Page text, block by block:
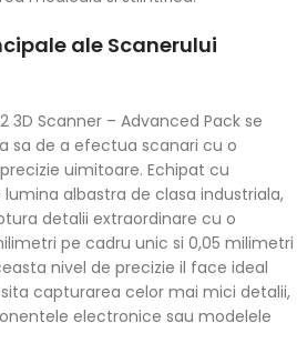
ale Scanerului
3D Scanner – Advanced Pack se
sa de a efectua scanari cu o
uimitoare. Echipat cu
albastra de clasa industriala,
detalii extraordinare cu o
pe cadru unic si 0,05 milimetri
nivel de precizie il face ideal
capturarea celor mai mici detalii,
electronice sau modelele